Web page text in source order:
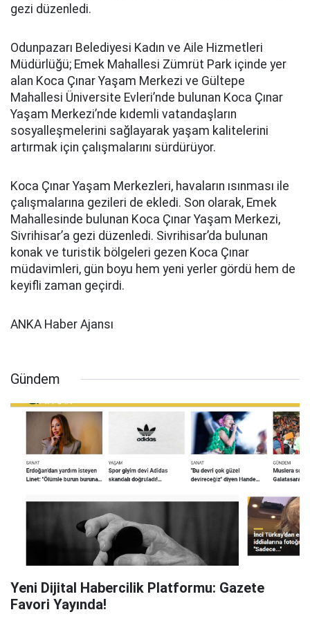
gezi düzenledi.
Odunpazarı Belediyesi Kadın ve Aile Hizmetleri
Müdürlüğü; Emek Mahallesi Zümrüt Park içinde yer
alan Koca Çınar Yaşam Merkezi ve Gültepe
Mahallesi Üniversite Evleri’nde bulunan Koca Çınar
Yaşam Merkezi’nde kıdemli vatandaşların
sosyalleşmelerini sağlayarak yaşam kalitelerini
artırmak için çalışmalarını sürdürüyor.
Koca Çınar Yaşam Merkezleri, havaların ısınması ile
çalışmalarına gezileri de ekledi. Son olarak, Emek
Mahallesinde bulunan Koca Çınar Yaşam Merkezi,
Sivrihisar’a gezi düzenledi. Sivrihisar’da bulunan
konak ve turistik bölgeleri gezen Koca Çınar
müdavimleri, gün boyu hem yeni yerler gördü hem de
keyifli zaman geçirdi.
ANKA Haber Ajansı
Gündem
Yeni Dijital Habercilik Platformu: Gazete
Favori Yayında!